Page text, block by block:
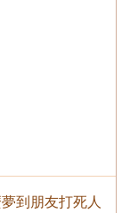
到朋友打死人